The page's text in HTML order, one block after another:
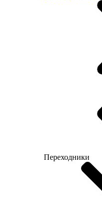
Переходники